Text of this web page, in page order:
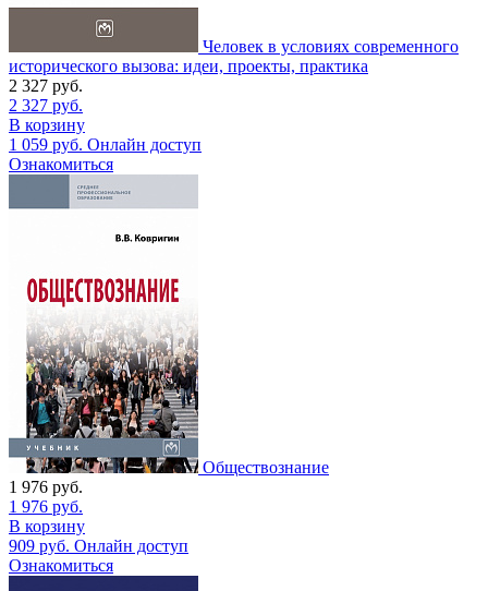
Человек в условиях современного
исторического вызова: идеи, проекты, практика
2 327 руб.
2 327 руб.
В корзину
1 059 руб. Онлайн доступ
Ознакомиться
Обществознание
1 976 руб.
1 976 руб.
В корзину
909 руб. Онлайн доступ
Ознакомиться